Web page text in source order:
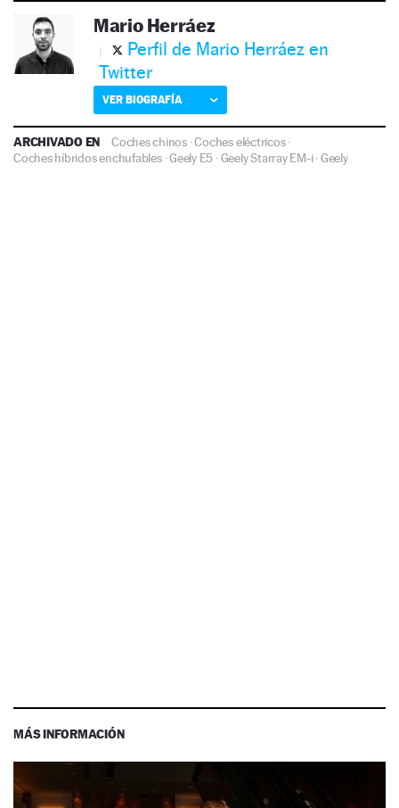
Mario Herráez
Perfil de Mario Herráez en
Twitter
VER BIOGRAFÍA
ARCHIVADO EN Coches chinos ·Coches eléctricos·
Coches híbridos enchufables·Geely E5 ·Geely Starray EM-i·Geely
MÁS INFORMACIÓN